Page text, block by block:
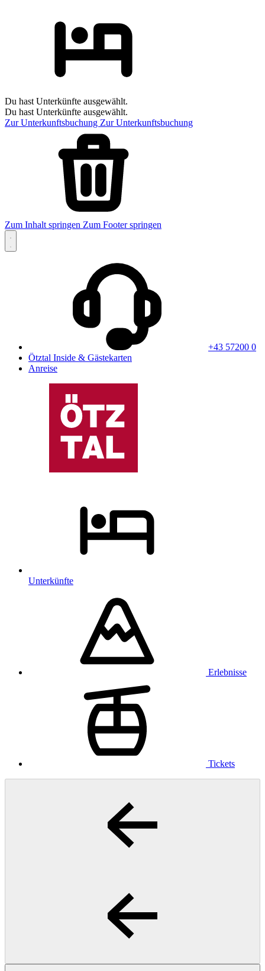
Du hast Unterkünfte ausgewählt.
Du hast Unterkünfte ausgewählt.
Zur Unterkunftsbuchung Zur Unterkunftsbuchung
Zum Inhalt springen Zum Footer springen
+43 57200 0
Ötztal Inside & Gästekarten
Anreise
Unterkünfte
Erlebnisse
Tickets